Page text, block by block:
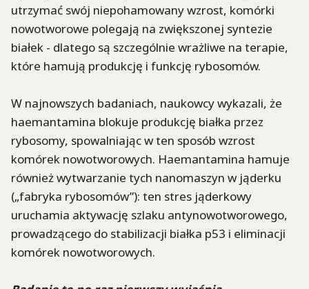
utrzymać swój niepohamowany wzrost, komórki
nowotworowe polegają na zwiększonej syntezie
białek - dlatego są szczególnie wrażliwe na terapie,
które hamują produkcję i funkcję rybosomów.
W najnowszych badaniach, naukowcy wykazali, że
haemantamina blokuje produkcję białka przez
rybosomy, spowalniając w ten sposób wzrost
komórek nowotworowych. Haemantamina hamuje
również wytwarzanie tych nanomaszyn w jąderku
(„fabryka rybosomów”): ten stres jąderkowy
uruchamia aktywację szlaku antynowotworowego,
prowadzącego do stabilizacji białka p53 i eliminacji
komórek nowotworowych.